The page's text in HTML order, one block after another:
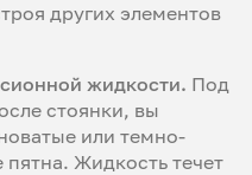
других элементов
жидкости. Под
стоянки, вы
или темно-
Жидкость течет